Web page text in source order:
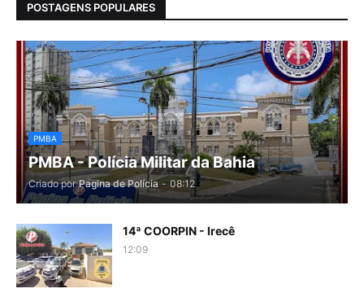
POSTAGENS POPULARES
PMBA
PMBA - Polícia Militar da Bahia
Criado por Pagina de Polícia - 08:12
14ª COORPIN - Irecê
12:09